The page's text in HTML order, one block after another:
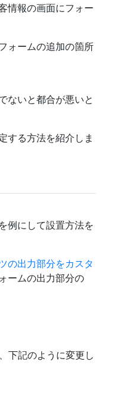
情報の画面にフォー
ォームの追加の箇所
ないと都合が悪いと
する方法を紹介しま
例にして設置方法を
の出力部分をカスタ
ームの出力部分の
下記のように変更し